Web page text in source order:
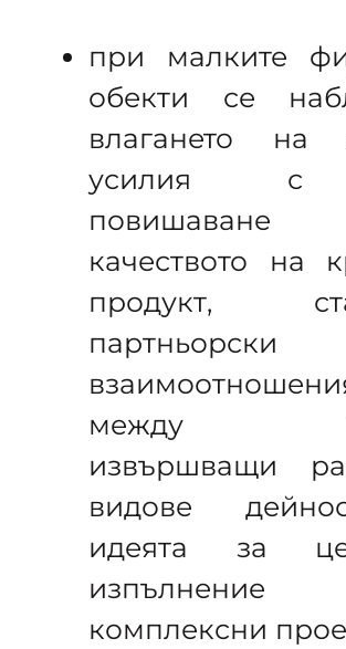
при малките
обекти се
влагането на
усилия с
качеството на
продукт,
партньорски
между
извършващи
видове
идеята за
комплексни